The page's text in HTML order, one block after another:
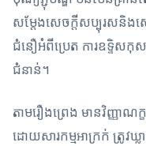
សម្តែងសេចក្តីសប្បុរសនិ
ជំនឿអំពីប្រេត ការឧទ្ទិស
ជំនាន់។
តាមរឿងព្រេង មានវិញ្ញាណ
ដោយសារកម្មអាក្រក់ ត្រូវឃ្